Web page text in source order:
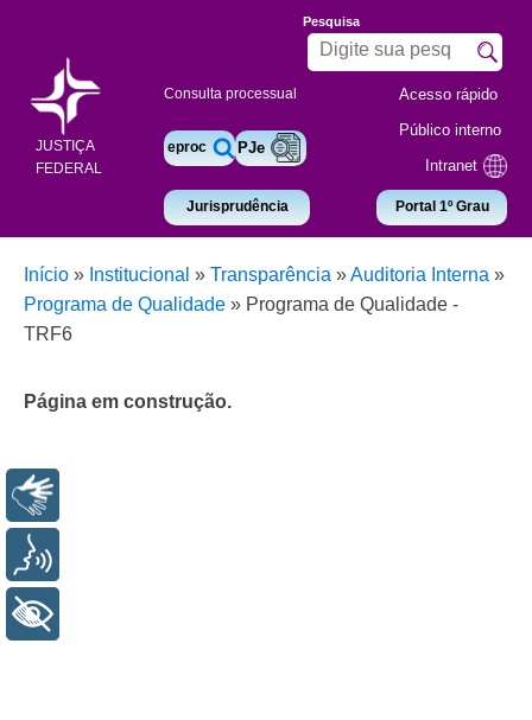
JUSTIÇA
FEDERAL
Consulta processual
eproc PJe
Jurisprudência
Pesquisa
Acesso rápido
Público interno
Intranet
Portal 1º Grau
Início » Institucional » Transparência »Auditoria Interna »
Programa de Qualidade » Programa de Qualidade -
TRF6
Página em construção.